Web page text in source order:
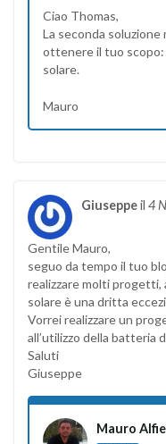
Ciao Thomas,
La seconda soluzione
ottenere il tuo scopo:
solare.
Mauro
Giuseppeil 4
Gentile Mauro,
seguo da tempo il tuo
realizzare molti progetti,
solare è una dritta
Vorrei realizzare un
all’utilizzo della batteria
Saluti
Giuseppe
Mauro